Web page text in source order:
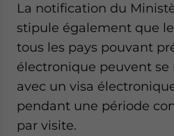
La notification du
stipule également que
tous les pays pouvant
électronique peuvent se
avec un visa
pendant une période
par visite.